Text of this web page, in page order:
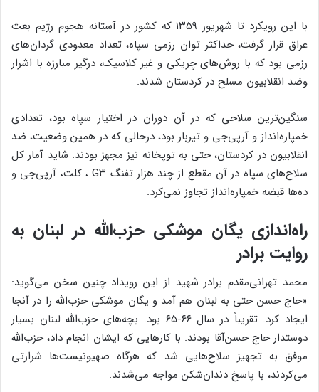
با این رویکرد تا شهریور ۱۳۵۹ که کشور در آستانه هجوم رژیم بعث
عراق قرار گرفت، حداکثر توان رزمی سپاه، تعداد معدودی گردان‌های
رزمی بود که با روش‌های چریکی و غیر کلاسیک، درگیر مبارزه با اشرار
وضد انقلابیون مسلح در کردستان شدند.
سنگین‌ترین سلاحی که در آن دوران در اختیار سپاه بود، تعدادی
خمپاره‌انداز و آرپی‌جی و تیربار بود، درحالی که در همین وضعیت، ضد
انقلابیون در کردستان، حتی به توپخانه نیز مجهز بودند. شاید آمار کل
سلاح‌های سپاه در آن مقطع از چند هزار تفنگ G۳ ، کلت، آر‌پی‌جی و
ده‌‌ها قبضه خمپاره‌انداز تجاوز نمی‌کرد.
راه‌اندازی یگان موشکی حزب‌الله در لبنان به
روایت برادر
محمد تهرانی‌مقدم برادر شهید از این رویداد چنین سخن می‌گوید:
«حاج حسن‌ حتی به لبنان هم آمد و یگان موشکی حزب‌الله را در آنجا
ایجاد کرد. تقریباً در سال ۶۶-۶۵ بود. بچه‌های حزب‌الله لبنان بسیار
دوستدار حاج حسن‌آقا بودند. با کارهایی که ایشان انجام داد، حزب‌الله
موفق به تجهیز سلاح‌هایی شد که هرگاه صهیونیست‌ها شرارتی
می‌کردند، با پاسخ دندان‌شکن مواجه می‌شدند.